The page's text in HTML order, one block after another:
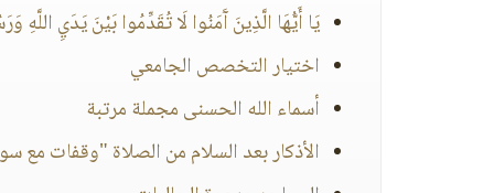
يَا أَيُّهَا الَّذِينَ آَمَنُوا لَا تُقَدِّمُوا بَيْنَ يَدَيِ اللَّهِ
اختيار التخصص الجامعي
أسماء الله الحسنى مجملة مرتبة
الأذكار بعد السلام من الصلاة "وقفات مع